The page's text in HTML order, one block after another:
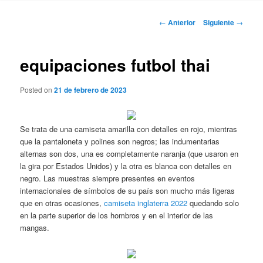
Navegación
← Anterior Siguiente →
equipaciones futbol thai
Posted on21 de febrero de 2023
Se trata de una camiseta amarilla con detalles en rojo, mientras
que la pantaloneta y polines son negros; las indumentarias
alternas son dos, una es completamente naranja (que usaron en
la gira por Estados Unidos) y la otra es blanca con detalles en
negro. Las muestras siempre presentes en eventos
internacionales de símbolos de su país son mucho más ligeras
que en otras ocasiones,camiseta inglaterra 2022 quedando solo
en la parte superior de los hombros y en el interior de las
mangas.